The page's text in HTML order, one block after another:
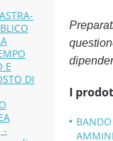
E
DI
-
I